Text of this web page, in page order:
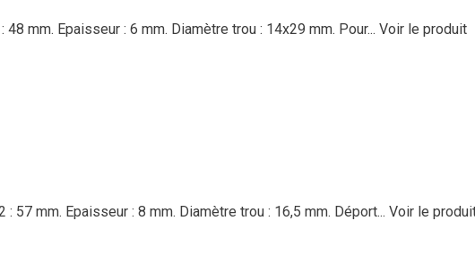
mm. Epaisseur : 6 mm. Diamètre trou : 14x29 mm. Pour... Voir le produit
: 57 mm. Epaisseur : 8 mm. Diamètre trou : 16,5 mm. Déport... Voir le